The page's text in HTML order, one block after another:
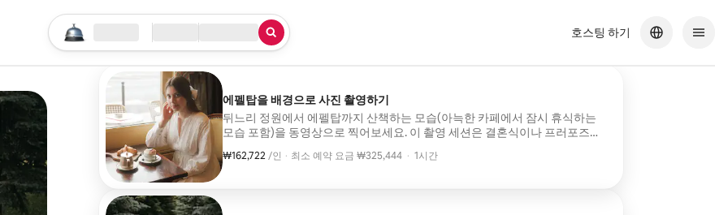
검색 시작하기
위치 체크인/체크아웃 호스팅 하기
에펠탑을 배경으로 사진 촬영하기
뒤느리 정원에서 에펠탑까지 산책하는 모습(아늑한 카페에서 잠시 휴식하는
모습 포함)을 동영상으로 찍어보세요. 이 촬영 세션은 결혼식이나 프러포즈를
₩162,722 /인
1인당 ₩162,722· 최소 예약 요금 ₩325,444
, · 1시간